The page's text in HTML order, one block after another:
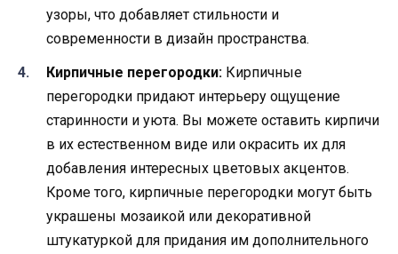
узоры, что добавляет стильности и
современности в дизайн пространства.
Кирпичные перегородки: Кирпичные
перегородки придают интерьеру ощущение
старинности и уюта. Вы можете оставить кирпичи
в их естественном виде или окрасить их для
добавления интересных цветовых акцентов.
Кроме того, кирпичные перегородки могут быть
украшены мозаикой или декоративной
штукатуркой для придания им дополнительного